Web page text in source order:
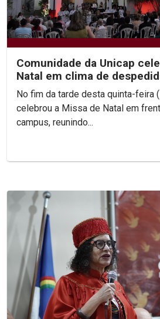
Comunidade da Unicap
Natal em clima de
Pedro Rubens
No fim da tarde desta quinta-feira
celebrou a Missa de Natal em
campus, reunindo...